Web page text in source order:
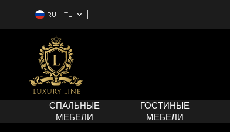
RU − TL
СПАЛЬНЫЕ
МЕБЕЛИ
ГОСТИНЫЕ
МЕБЕЛИ